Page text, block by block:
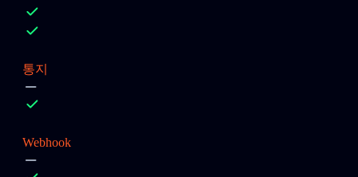
통지
Webhook